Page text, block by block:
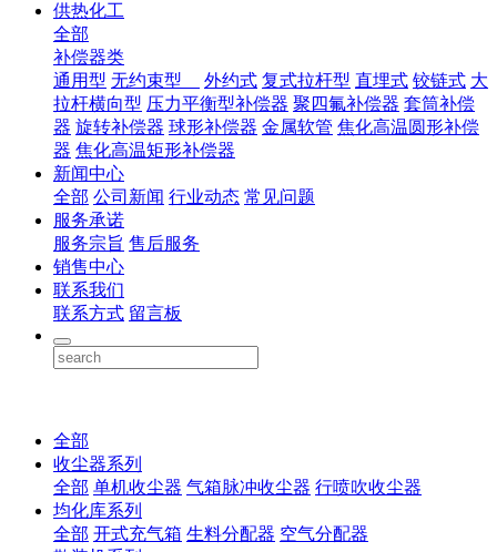
供热化工
全部
补偿器类
通用型 无约束型 外约式 复式拉杆型 直埋式 铰链式 大
拉杆横向型 压力平衡型补偿器 聚四氟补偿器 套筒补偿
器 旋转补偿器 球形补偿器 金属软管 焦化高温圆形补偿
器 焦化高温矩形补偿器
新闻中心
全部 公司新闻 行业动态 常见问题
服务承诺
服务宗旨 售后服务
销售中心
联系我们
联系方式 留言板
全部
收尘器系列
全部 单机收尘器 气箱脉冲收尘器 行喷吹收尘器
均化库系列
全部 开式充气箱 生料分配器 空气分配器